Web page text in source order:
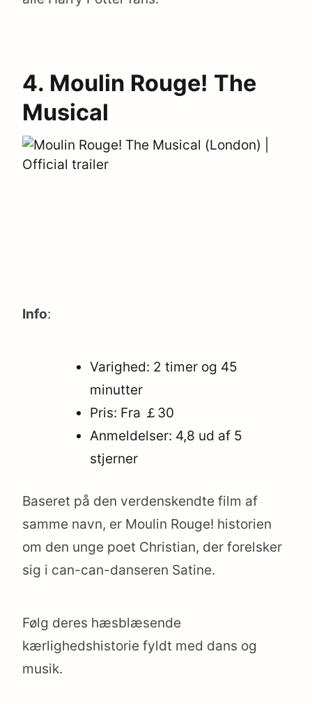
4. Moulin Rouge! The
Musical
Info:
Varighed: 2 timer og 45
minutter
Pris: Fra ￡30
Anmeldelser: 4,8 ud af 5
stjerner
Baseret på den verdenskendte film af
samme navn, er Moulin Rouge! historien
om den unge poet Christian, der forelsker
sig i can-can-danseren Satine.
Følg deres hæsblæsende
kærlighedshistorie fyldt med dans og
musik.